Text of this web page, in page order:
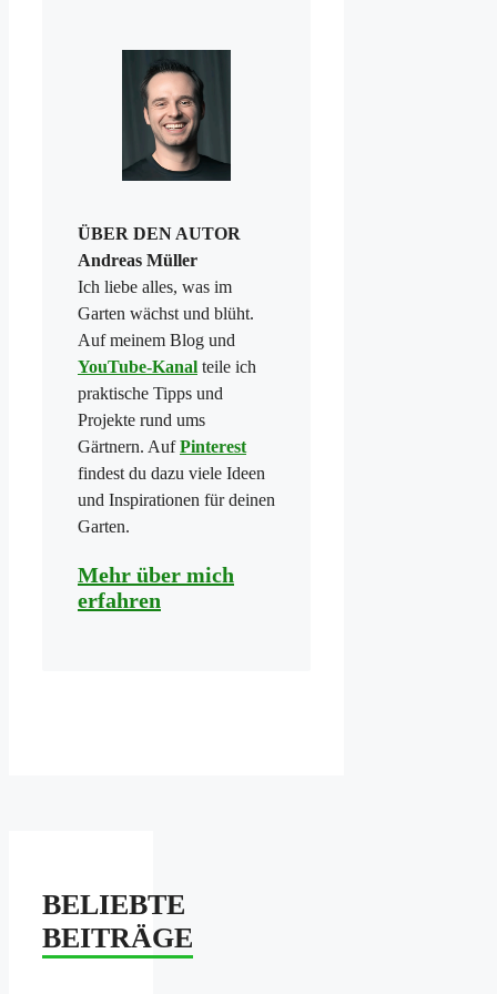
ÜBER DEN AUTOR
Andreas Müller
Ich liebe alles, was im
Garten wächst und blüht.
Auf meinem Blog und
YouTube-Kanal teile ich
praktische Tipps und
Projekte rund ums
Gärtnern. AufPinterest
findest du dazu viele Ideen
und Inspirationen für deinen
Garten.
Mehr über mich
erfahren
BELIEBTE
BEITRÄGE